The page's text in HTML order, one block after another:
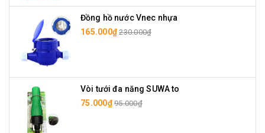
Đồng hồ nước Vnec nhựa
165.000₫ 230.000₫
Vòi tưới đa năng SUWA to
75.000₫ 95.000₫